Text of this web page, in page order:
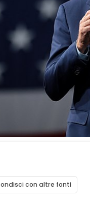
con altre fonti